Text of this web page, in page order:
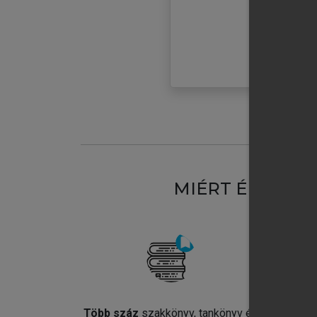
MIÉRT
Több száz szakkönyv, tankönyv és